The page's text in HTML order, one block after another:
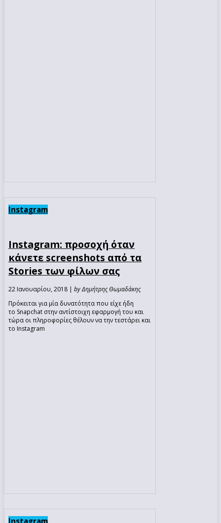
Instagram
Instagram: προσοχή όταν
κάνετε screenshots από τα
Stories των φίλων σας
22 Ιανουαρίου, 2018 | by Δημήτρης Θωμαδάκης
Πρόκειται για μία δυνατότητα που είχε ήδη
το Snapchat στην αντίστοιχη εφαρμογή του και
τώρα οι πληροφορίες θέλουν να την τεστάρει και
το Instagram
Instagram